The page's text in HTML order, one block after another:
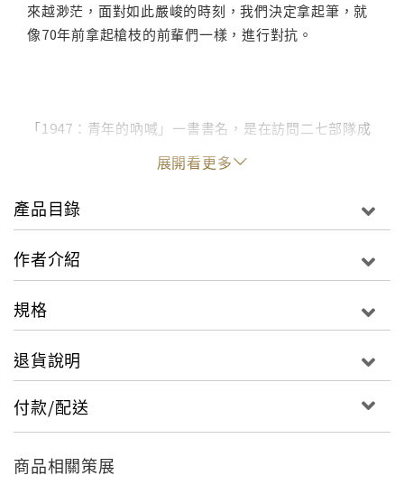
來越渺茫，面對如此嚴峻的時刻，我們決定拿起筆，就
像70年前拿起槍枝的前輩們一樣，進行對抗。
「1947：青年的吶喊」一書書名，是在訪問二七部隊成
員──蔡伯壎先生時，他給我們的靈感。在70年前的二二
八事件，有許多年輕人不畏局勢，提起槍枝保衛家園、
意圖顛覆貪污政府，蔡伯壎先生說：「這是青年的吶
喊。」
反思現今的社會，青年普遍對於社會冷漠，命運共同體
展，因長期陷於外族與殖民統治底下，反抗的故事與精
神隨著時間脈絡承襲不斷。如今，承襲著前人努力而發
展至今的臺灣民主，身為臺灣青年的我們究竟要如何承
接下去？
展開看更多
產品目錄
作者介紹
規格
退貨說明
付款/配送
商品相關策展